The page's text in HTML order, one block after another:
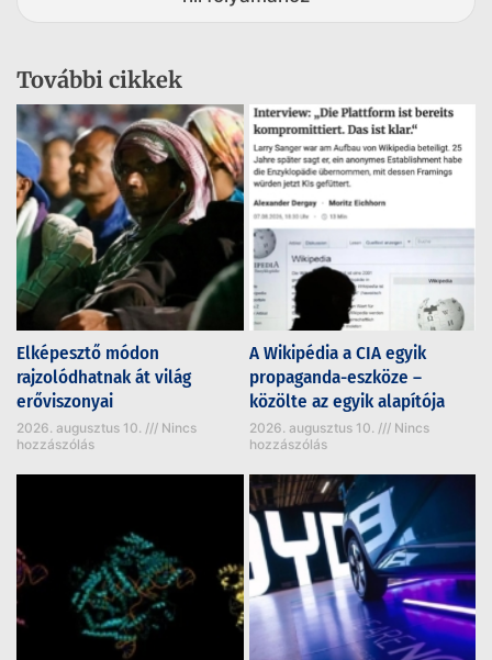
További cikkek
Elképesztő módon
rajzolódhatnak át világ
erőviszonyai
2026. augusztus 10.
Nincs
hozzászólás
A Wikipédia a CIA egyik
propaganda-eszköze –
közölte az egyik alapítója
2026. augusztus 10.
Nincs
hozzászólás